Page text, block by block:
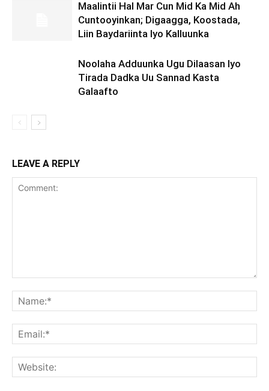
Maalintii Hal Mar Cun Mid Ka Mid Ah
Cuntooyinkan; Digaagga, Koostada,
Liin Baydariinta Iyo Kalluunka
Noolaha Adduunka Ugu Dilaasan Iyo
Tirada Dadka Uu Sannad Kasta
Galaafto
LEAVE A REPLY